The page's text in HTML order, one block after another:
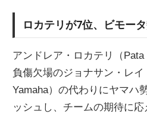
ロカテリが7位、ビモー
アンドレア・ロカテリ（Pata
負傷欠場のジョナサン・レイ
Yamaha）の代わりにヤマハ
ッシュし、チームの期待に応